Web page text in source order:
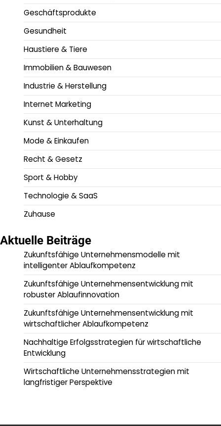
Geschäftsprodukte
Gesundheit
Haustiere & Tiere
Immobilien & Bauwesen
Industrie & Herstellung
Internet Marketing
Kunst & Unterhaltung
Mode & Einkaufen
Recht & Gesetz
Sport & Hobby
Technologie & SaaS
Zuhause
Aktuelle Beiträge
Zukunftsfähige Unternehmensmodelle mit
intelligenter Ablaufkompetenz
Zukunftsfähige Unternehmensentwicklung mit
robuster Ablaufinnovation
Zukunftsfähige Unternehmensentwicklung mit
wirtschaftlicher Ablaufkompetenz
Nachhaltige Erfolgsstrategien für wirtschaftliche
Entwicklung
Wirtschaftliche Unternehmensstrategien mit
langfristiger Perspektive